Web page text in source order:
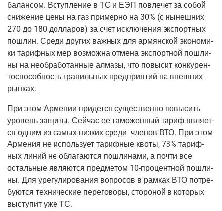
балан­сом. Вступ­ле­ние в ТС и ЕЭП повле­чет за собой
сни­же­ние цены на газ при­мер­но на 30% (с нынеш­них
270 до 180 дол­ла­ров) за счет исклю­че­ния экс­порт­ных
пошлин. Сре­ди дру­гих важ­ных для армян­ской эко­но­ми­
ки тариф­ных мер воз­мож­на отме­на экс­порт­ной пошли­
ны на необ­ра­бо­тан­ные алма­зы, что повы­сит кон­ку­рен­
то­спо­соб­ность гра­ниль­ных пред­при­я­тий на внеш­них
рынках.
При этом Арме­нии при­дет­ся суще­ствен­но повы­сить
уро­вень защи­ты. Сей­час ее тамо­жен­ный тариф явля­ет­
ся одним из самых низ­ких сре­ди чле­нов ВТО. При этом
Арме­ния не исполь­зу­ет тариф­ные кво­ты, 73% тариф­
ных линий не обла­га­ют­ся пошли­на­ми, а почти все
осталь­ные явля­ют­ся пред­ме­том 10-про­цент­ной пошли­
ны. Для уре­гу­ли­ро­ва­ния вопро­сов в рам­ках ВТО потре­
бу­ют­ся тех­ни­че­ские пере­го­во­ры, сто­ро­ной в кото­рых
высту­пит уже ТС.